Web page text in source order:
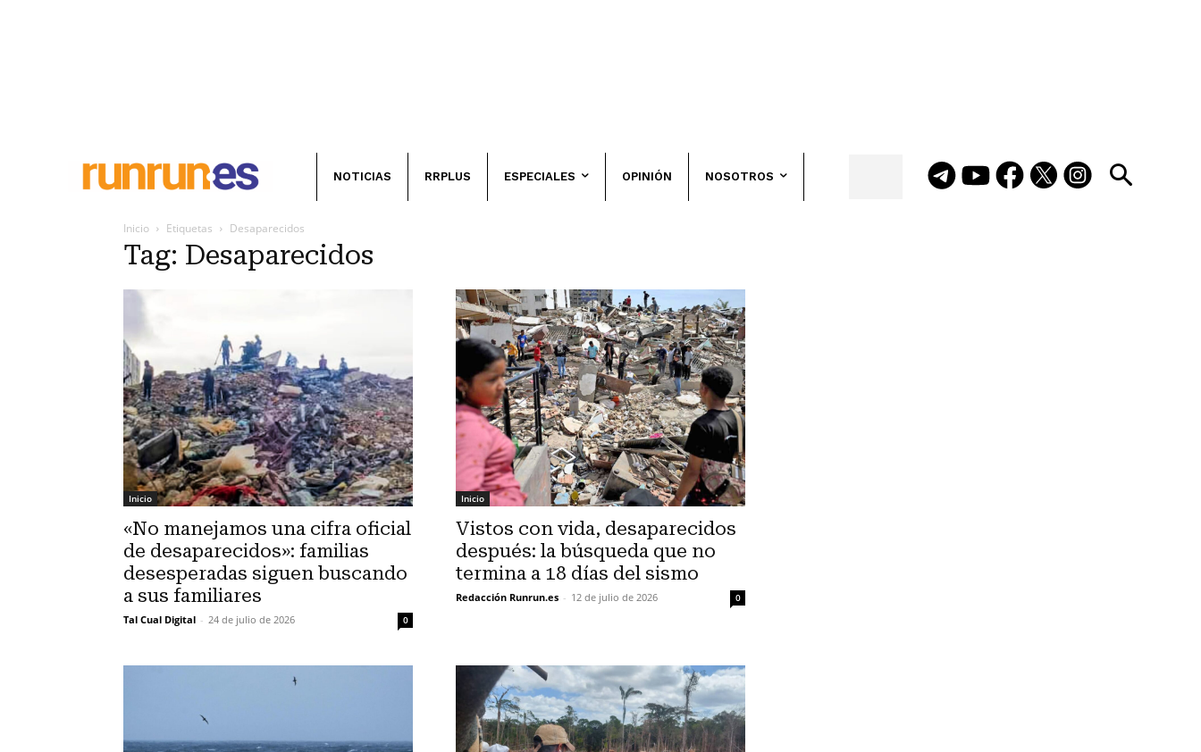
NOTICIAS RRPLUS ESPECIALES OPINIÓN NOSOTROS
Inicio Etiquetas Desaparecidos
Tag: Desaparecidos
Inicio
«No manejamos una cifra oficial
de desaparecidos»: familias
desesperadas siguen buscando
a sus familiares
Tal Cual Digital - 24 de julio de 2026 0
Inicio
Vistos con vida, desaparecidos
después: la búsqueda que no
termina a 18 días del sismo
Redacción Runrun.es - 12 de julio de 2026 0